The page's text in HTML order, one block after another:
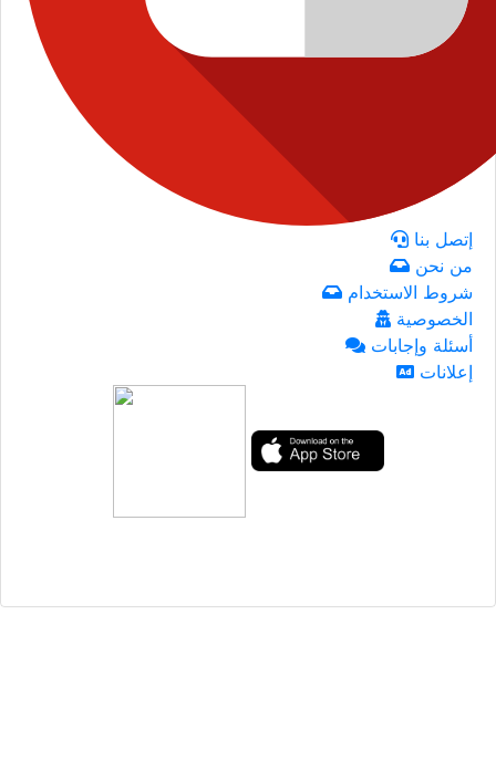
إتصل بنا
من نحن
شروط الاستخدام
الخصوصية
أسئلة وإجابات
إعلانات